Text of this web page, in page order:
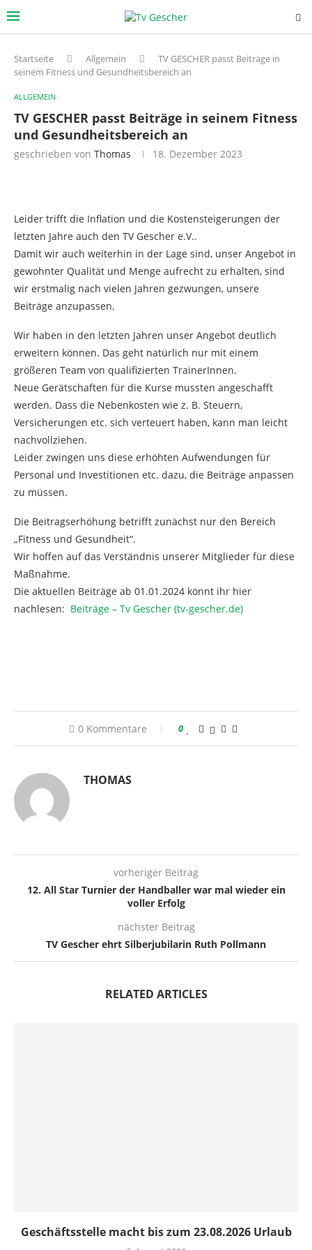
Startseite Allgemein
TV GESCHER passt Beiträge in
seinem Fitness und Gesundheitsbereich an
ALLGEMEIN
TV GESCHER passt Beiträge in seinem Fitness
und Gesundheitsbereich an
geschrieben von Thomas 18. Dezember 2023
Leider trifft die Inflation und die Kostensteigerungen der
letzten Jahre auch den TV Gescher e.V..
Damit wir auch weiterhin in der Lage sind, unser Angebot in
gewohnter Qualität und Menge aufrecht zu erhalten, sind
wir erstmalig nach vielen Jahren gezwungen, unsere
Beiträge anzupassen.
Wir haben in den letzten Jahren unser Angebot deutlich
erweitern können. Das geht natürlich nur mit einem
größeren Team von qualifizierten TrainerInnen.
Neue Gerätschaften für die Kurse mussten angeschafft
werden. Dass die Nebenkosten wie z. B. Steuern,
Versicherungen etc. sich verteuert haben, kann man leicht
nachvollziehen.
Leider zwingen uns diese erhöhten Aufwendungen für
Personal und Investitionen etc. dazu, die Beiträge anpassen
zu müssen.
Die Beitragserhöhung betrifft zunächst nur den Bereich
„Fitness und Gesundheit“.
Wir hoffen auf das Verständnis unserer Mitglieder für diese
Maßnahme.
Die aktuellen Beiträge ab 01.01.2024 könnt ihr hier
nachlesen: Beiträge – Tv Gescher (tv-gescher.de)
0 Kommentare 0
THOMAS
vorheriger Beitrag
12. All Star Turnier der Handballer war mal wieder ein
voller Erfolg
nächster Beitrag
TV Gescher ehrt Silberjubilarin Ruth Pollmann
RELATED ARTICLES
Geschäftsstelle macht bis zum 23.08.2026 Urlaub